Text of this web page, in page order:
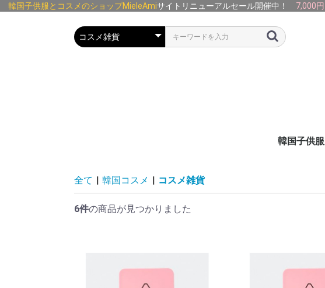
韓国子供服とコスメのショップMieleAmiサイトリニューアルセール開催中！ 7,000円
韓国子供服
全て | 韓国コスメ | コスメ雑貨
6件の商品が見つかりました